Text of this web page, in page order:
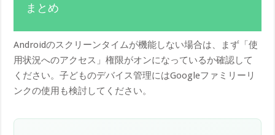
まとめ
Androidのスクリーンタイムが機能しない場合は、まず「使
用状況へのアクセス」権限がオンになっているか確認して
ください。子どものデバイス管理にはGoogleファミリーリ
ンクの使用も検討してください。